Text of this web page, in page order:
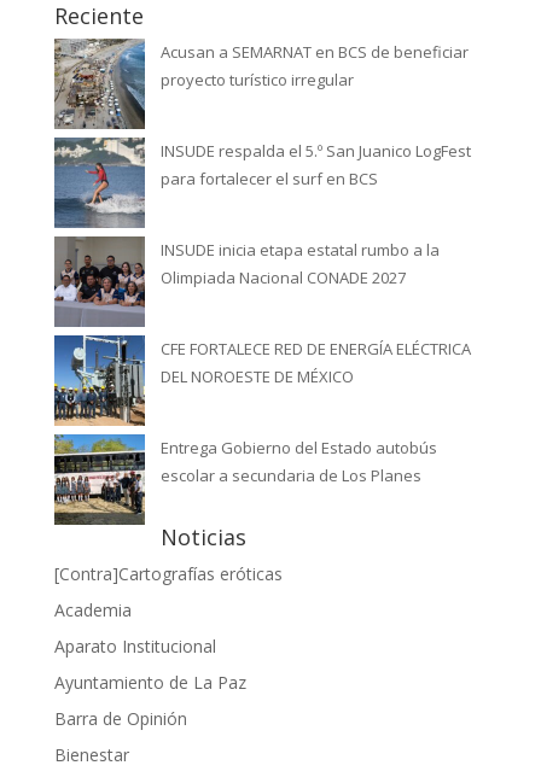
Reciente
Acusan a SEMARNAT en BCS de beneficiar
proyecto turístico irregular
INSUDE respalda el 5.º San Juanico LogFest
para fortalecer el surf en BCS
INSUDE inicia etapa estatal rumbo a la
Olimpiada Nacional CONADE 2027
CFE FORTALECE RED DE ENERGÍA ELÉCTRICA
DEL NOROESTE DE MÉXICO
Entrega Gobierno del Estado autobús
escolar a secundaria de Los Planes
Noticias
[Contra]Cartografías eróticas
Academia
Aparato Institucional
Ayuntamiento de La Paz
Barra de Opinión
Bienestar